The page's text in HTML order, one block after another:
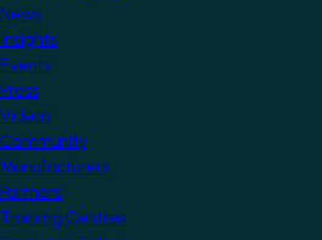
News
Insights
Events
Press
Videos
Community
Manufacturers
Partners
Training Centres